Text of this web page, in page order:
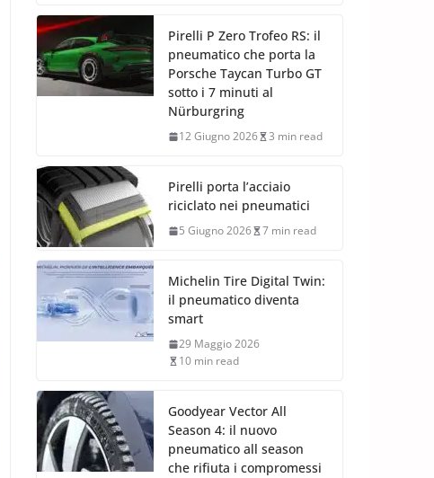
Pirelli P Zero Trofeo RS: il
pneumatico che porta la
Porsche Taycan Turbo GT
sotto i 7 minuti al
Nürburgring
12 Giugno 2026 3 min read
Pirelli porta l’acciaio
riciclato nei pneumatici
5 Giugno 2026 7 min read
Michelin Tire Digital Twin:
il pneumatico diventa
smart
29 Maggio 2026
10 min read
Goodyear Vector All
Season 4: il nuovo
pneumatico all season
che rifiuta i compromessi